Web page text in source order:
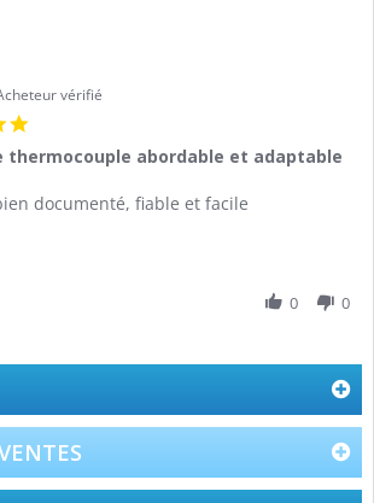
vérifié
rating
thermocouple abordable et adaptable
documenté, fiable et facile
0 0